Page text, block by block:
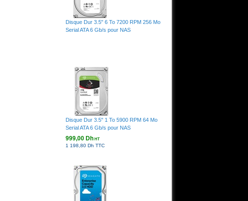
Disque Dur 3.5" 6 To 7200 RPM 256 Mo
Serial ATA 6 Gb/s pour NAS
Disque Dur 3.5" 1 To 5900 RPM 64 Mo
Serial ATA 6 Gb/s pour NAS
999,00 DhHT
1 198,80 Dh TTC